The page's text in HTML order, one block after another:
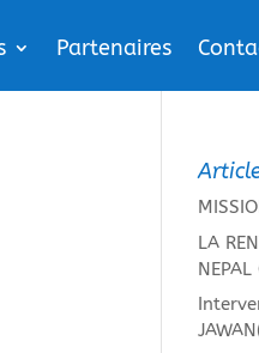
Partenaires
LA
NEPAL